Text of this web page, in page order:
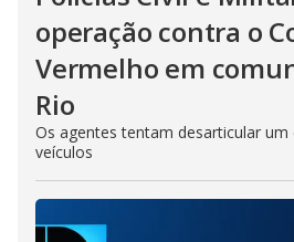
operação contra o
Vermelho em
Rio
Os agentes tentam desarticular
veículos